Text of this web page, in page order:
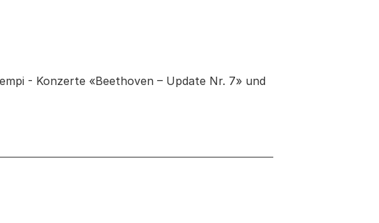
- Konzerte «Beethoven – Update Nr. 7» und